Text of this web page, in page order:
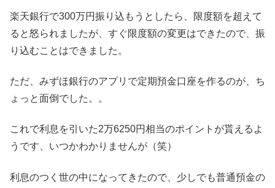
楽天銀行で300万円振り込もうとしたら、限度額を超えて
ると怒られましたが、すぐ限度額の変更はできたので、振
り込むことはできました。
ただ、みずほ銀行のアプリで定期預金口座を作るのが、ち
ょっと面倒でした。。
これで利息を引いた2万6250円相当のポイントが貰えるよ
うです、いつかわかりませんが（笑）
利息のつく世の中になってきたので、少しでも普通預金の